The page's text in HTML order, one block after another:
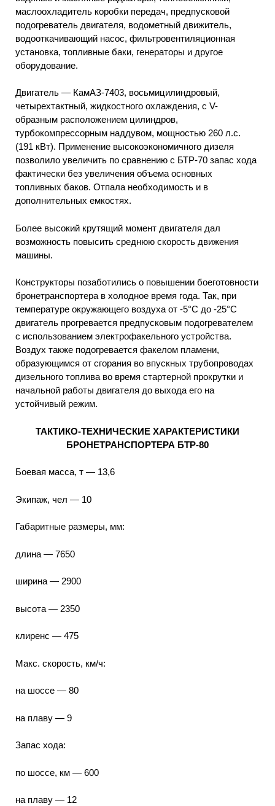
маслоохладитель коробки передач, предпусковой
подогреватель двигателя, водометный движитель,
водооткачивающий насос, фильтровентиляционная
установка, топливные баки, генераторы и другое
оборудование.
Двигатель — КамАЗ-7403, восьмицилиндровый,
четырехтактный, жидкостного охлаждения, с V-
образным расположением цилиндров,
турбокомпрессорным наддувом, мощностью 260 л.с.
(191 кВт). Применение высокоэкономичного дизеля
позволило увеличить по сравнению с БТР-70 запас хода
фактически без увеличения объема основных
топливных баков. Отпала необходимость и в
дополнительных емкостях.
Более высокий крутящий момент двигателя дал
возможность повысить среднюю скорость движения
машины.
Конструкторы позаботились о повышении боеготовности
бронетранспортера в холодное время года. Так, при
температуре окружающего воздуха от -5°С до -25°С
двигатель прогревается предпусковым подогревателем
с использованием электрофакельного устройства.
Воздух также подогревается факелом пламени,
образующимся от сгорания во впускных трубопроводах
дизельного топлива во время стартерной прокрутки и
начальной работы двигателя до выхода его на
устойчивый режим.
ТАКТИКО-ТЕХНИЧЕСКИЕ ХАРАКТЕРИСТИКИ
БРОНЕТРАНСПОРТЕРА БТР-80
Боевая масса, т — 13,6
Экипаж, чел — 10
Габаритные размеры, мм:
длина — 7650
ширина — 2900
высота — 2350
клиренс — 475
Макс. скорость, км/ч:
на шоссе — 80
на плаву — 9
Запас хода:
по шоссе, км — 600
на плаву — 12